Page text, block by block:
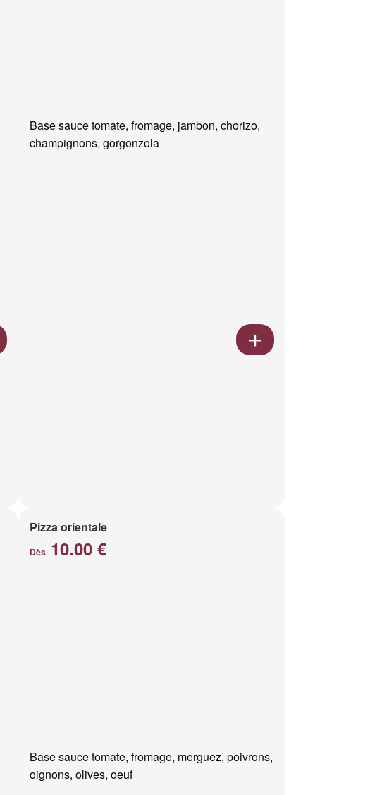
Base sauce tomate, fromage, jambon, chorizo,
champignons, gorgonzola
Pizza orientale
Dès 10.00 €
Base sauce tomate, fromage, merguez, poivrons,
oignons, olives, oeuf